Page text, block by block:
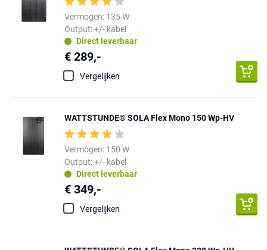
Vermogen: 135 W
Output: +/- kabel
Direct leverbaar
€ 289,-
Vergelijken
WATTSTUNDE® SOLA Flex Mono 150 Wp-HV
Vermogen: 150 W
Output: +/- kabel
Direct leverbaar
€ 349,-
Vergelijken